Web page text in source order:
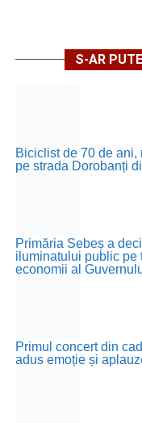
S-AR
Biciclist de 70 de ani,
pe strada Dorobanți
Primăria Sebeș a
iluminatului public pe
economii al
Primul concert din
adus emoție și